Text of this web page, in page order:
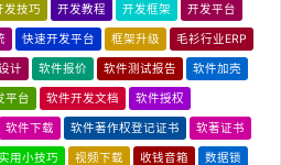
发技巧 开发教程 开发框架 开发平台
快速开发平台 框架升级 毛衫行业ERP
计 软件报价 软件测试报告 软件加壳
平台 软件开发文档 软件授权
软件下载 软件著作权登记证书 软著证书
用小技巧 视频下载 收钱音箱 数据锁